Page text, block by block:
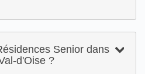
Senior dans
d'Oise ?